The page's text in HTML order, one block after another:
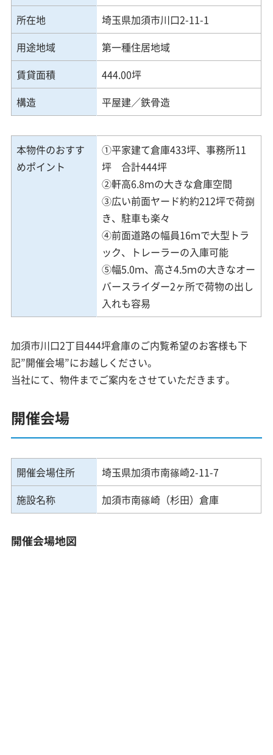
所在地
埼玉県加須市川口2-11-1
用途地域
第一種住居地域
賃貸面積
444.00坪
構造
平屋建／鉄骨造
本物件のおすす
めポイント
①平家建て倉庫433坪、事務所11
坪 合計444坪
②軒高6.8ｍの大きな倉庫空間
③広い前面ヤード約約212坪で荷捌
き、駐車も楽々
④前面道路の幅員16ｍで大型トラ
ック、トレーラーの入庫可能
⑤幅5.0ｍ、高さ4.5ｍの大きなオー
バースライダー2ヶ所で荷物の出し
入れも容易
加須市川口2丁目444坪倉庫のご内覧希望のお客様も下
記”開催会場”にお越しください。
当社にて、物件までご案内をさせていただきます。
開催会場
開催会場住所
埼玉県加須市南篠崎2-11-7
施設名称
加須市南篠崎（杉田）倉庫
開催会場地図